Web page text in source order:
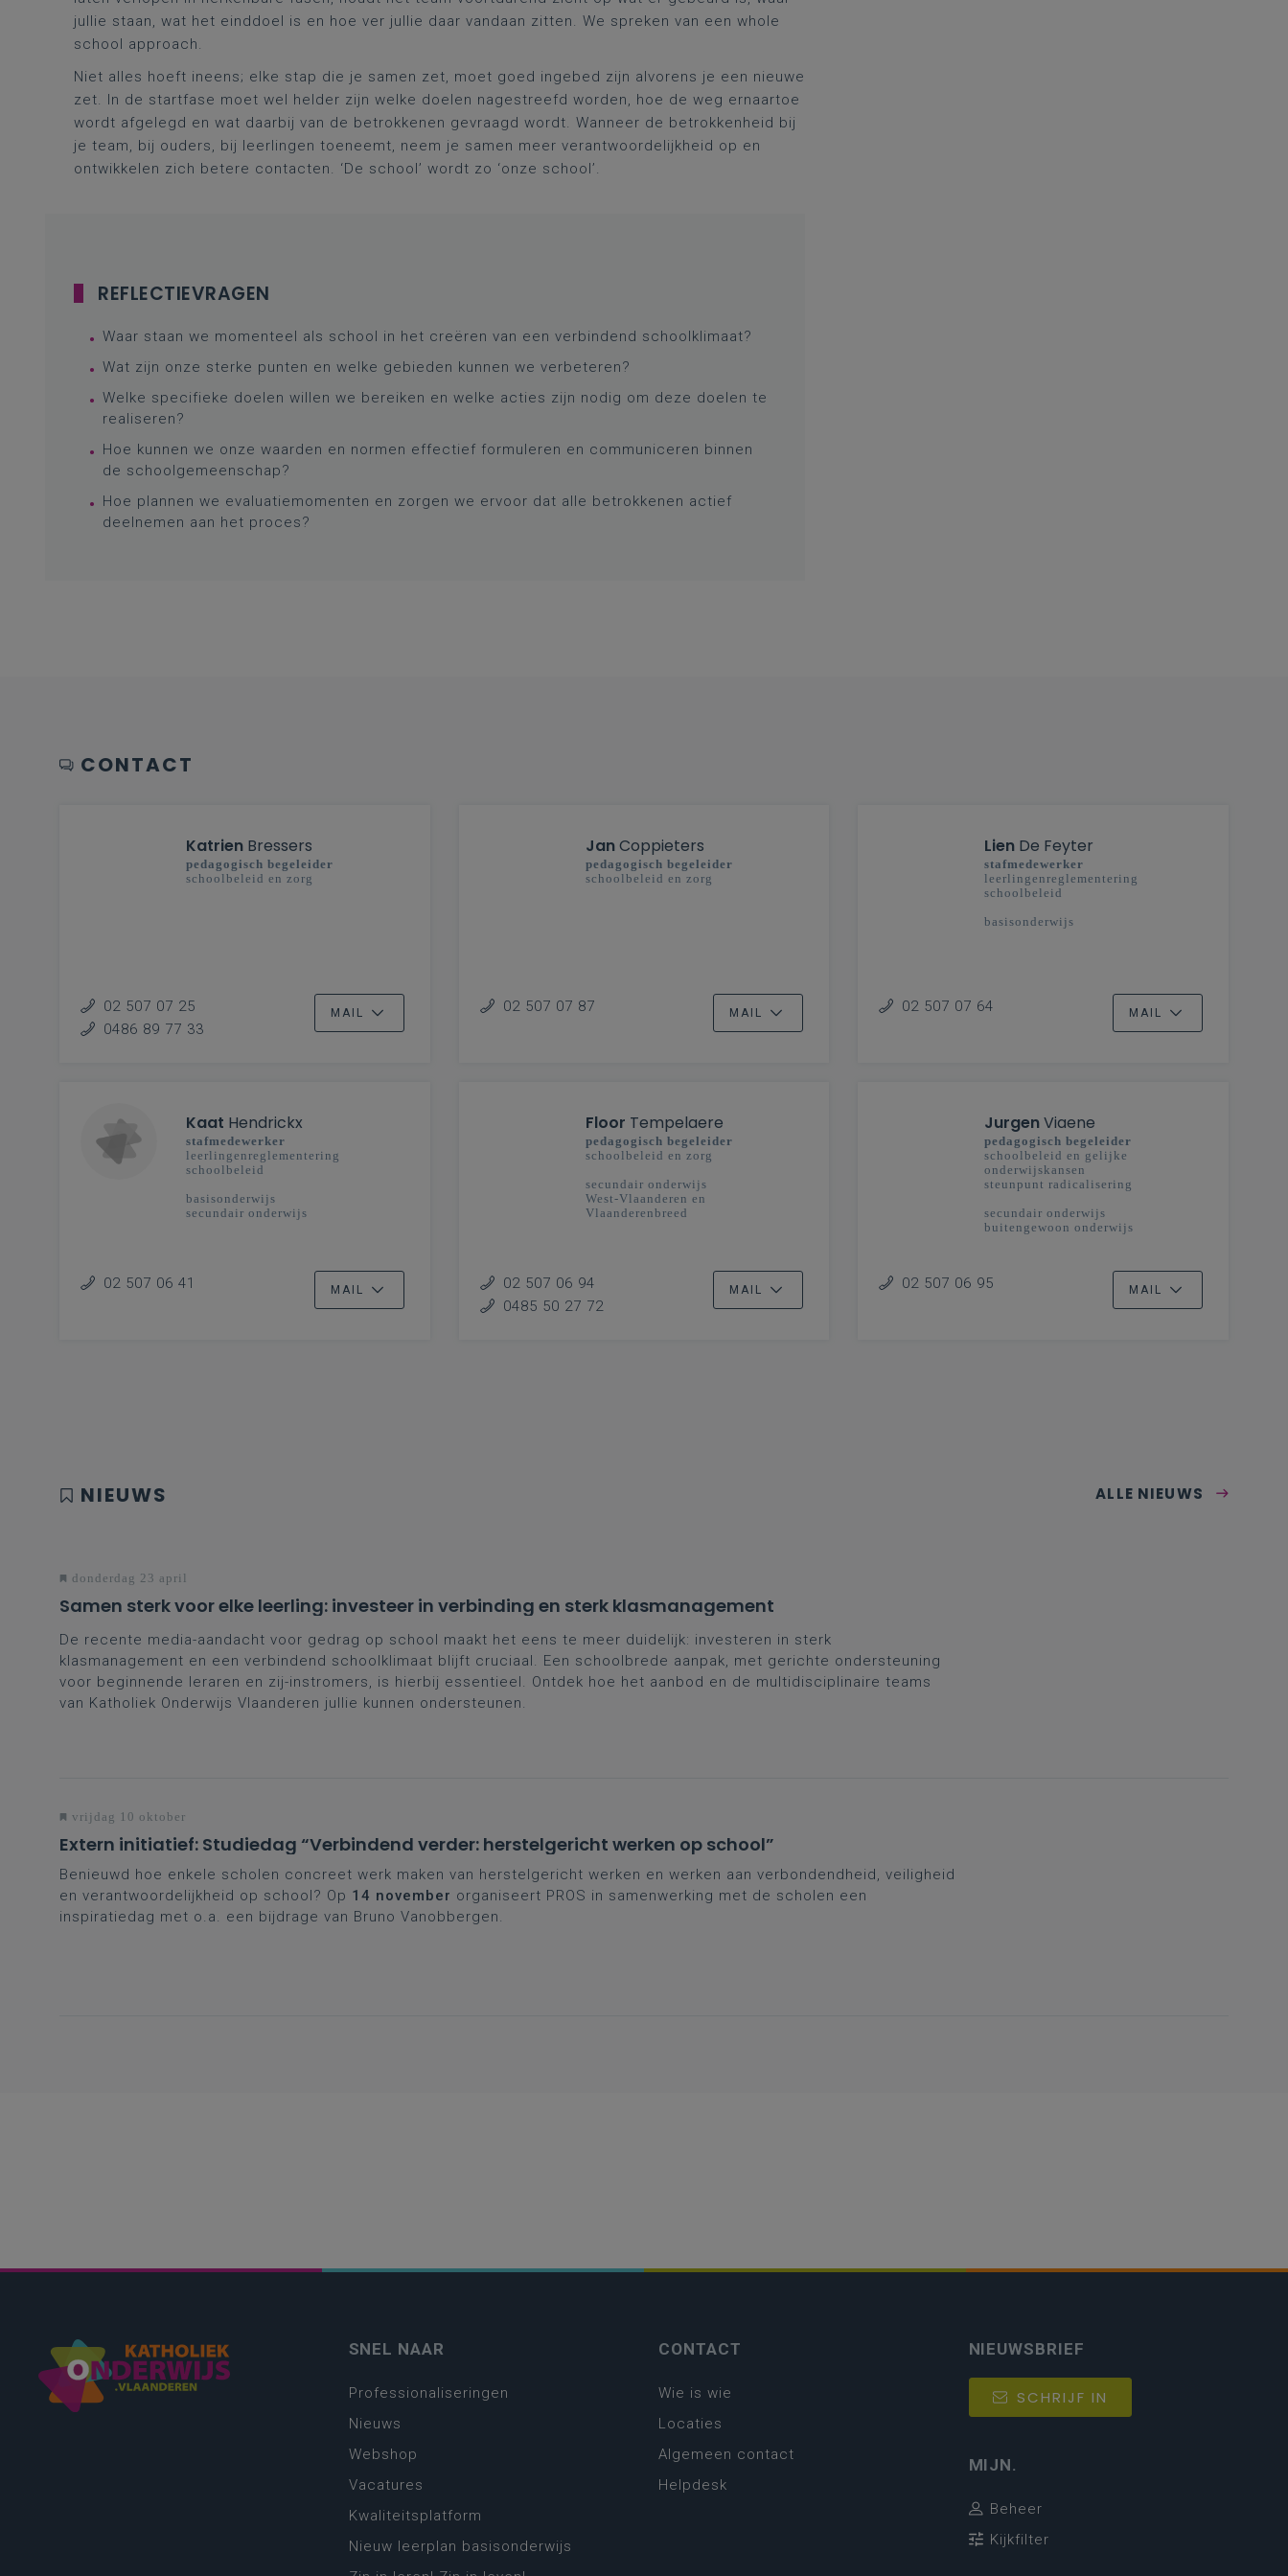
jullie staan, wat het einddoel is en hoe ver jullie daar vandaan zitten. We spreken van een whole
school approach.
Niet alles hoeft ineens; elke stap die je samen zet, moet goed ingebed zijn alvorens je een nieuwe
zet. In de startfase moet wel helder zijn welke doelen nagestreefd worden, hoe de weg ernaartoe
wordt afgelegd en wat daarbij van de betrokkenen gevraagd wordt. Wanneer de betrokkenheid bij
je team, bij ouders, bij leerlingen toeneemt, neem je samen meer verantwoordelijkheid op en
ontwikkelen zich betere contacten. ‘De school’ wordt zo ‘onze school’.
REFLECTIEVRAGEN
Waar staan we momenteel als school in het creëren van een verbindend schoolklimaat?
Wat zijn onze sterke punten en welke gebieden kunnen we verbeteren?
Welke specifieke doelen willen we bereiken en welke acties zijn nodig om deze doelen te
realiseren?
Hoe kunnen we onze waarden en normen effectief formuleren en communiceren binnen
de schoolgemeenschap?
Hoe plannen we evaluatiemomenten en zorgen we ervoor dat alle betrokkenen actief
deelnemen aan het proces?
CONTACT
Katrien Bressers
pedagogisch begeleider
schoolbeleid en zorg
02 507 07 25
0486 89 77 33
MAIL
JanCoppieters
pedagogisch begeleider
schoolbeleid en zorg
02 507 07 87 MAIL
Lien De Feyter
stafmedewerker
leerlingenreglementering
schoolbeleid
basisonderwijs
02 507 07 64 MAIL
Kaat Hendrickx
stafmedewerker
leerlingenreglementering
schoolbeleid
basisonderwijs
secundair onderwijs
02 507 06 41 MAIL
Floor Tempelaere
pedagogisch begeleider
schoolbeleid en zorg
secundair onderwijs
West-Vlaanderen en
Vlaanderenbreed
02 507 06 94
0485 50 27 72
MAIL
JurgenViaene
pedagogisch begeleider
schoolbeleid en gelijke
onderwijskansen
steunpunt radicalisering
secundair onderwijs
buitengewoon onderwijs
02 507 06 95 MAIL
NIEUWS ALLE NIEUWS
donderdag 23 april
Samen sterk voor elke leerling: investeer in verbinding en sterk klasmanagement
De recente media-aandacht voor gedrag op school maakt het eens te meer duidelijk: investeren in sterk
klasmanagement en een verbindend schoolklimaat blijft cruciaal. Een schoolbrede aanpak, met gerichte ondersteuning
voor beginnende leraren en zij-instromers, is hierbij essentieel. Ontdek hoe het aanbod en de multidisciplinaire teams
van Katholiek Onderwijs Vlaanderen jullie kunnen ondersteunen.
vrijdag 10 oktober
Extern initiatief: Studiedag “Verbindend verder: herstelgericht werken op school”
Benieuwd hoe enkele scholen concreet werk maken van herstelgericht werken en werken aan verbondendheid, veiligheid
en verantwoordelijkheid op school? Op 14 november organiseert PROS in samenwerking met de scholen een
inspiratiedag met o.a. een bijdrage van Bruno Vanobbergen.
SNEL NAAR
Professionaliseringen
Nieuws
Webshop
Vacatures
Kwaliteitsplatform
Nieuw leerplan basisonderwijs
CONTACT
Wie is wie
Locaties
Algemeen contact
Helpdesk
NIEUWSBRIEF
SCHRIJF IN
MIJN.
Beheer
Kijkfilter